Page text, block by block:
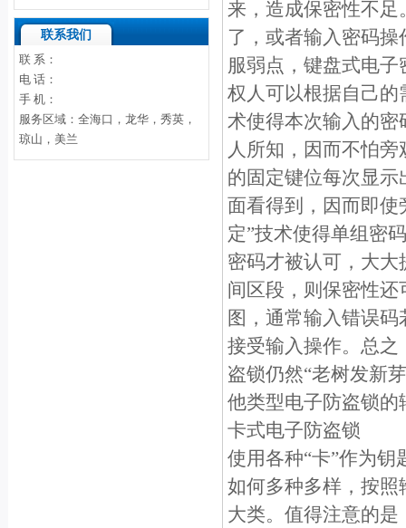
联系我们
联 系：
电 话：
手 机：
服务区域：全海口，龙华，秀英，
琼山，美兰
来，造成保密性不
了，或者输入密码
服弱点，键盘式电
权人可以根据自己的
术使得本次输入的
人所知，因而不怕
的固定键位每次显
面看得到，因而即使
定”技术使得单组密
密码才被认可，大
间区段，则保密性
图，通常输入错误
接受输入操作。总
盗锁仍然“老树发新
他类型电子防盗锁的
卡式电子防盗锁
使用各种“卡”作为
如何多种多样，按
大类。值得注意的